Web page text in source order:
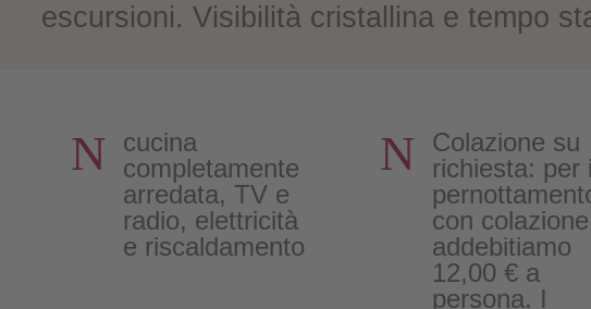
escursioni. Visibilità cristallina e tempo
N
cucina
completamente
arredata, TV e
radio, elettricità
e riscaldamento
N
Colazione su
richiesta: per
con colazione
addebitiamo
12,00 € a
persona. I